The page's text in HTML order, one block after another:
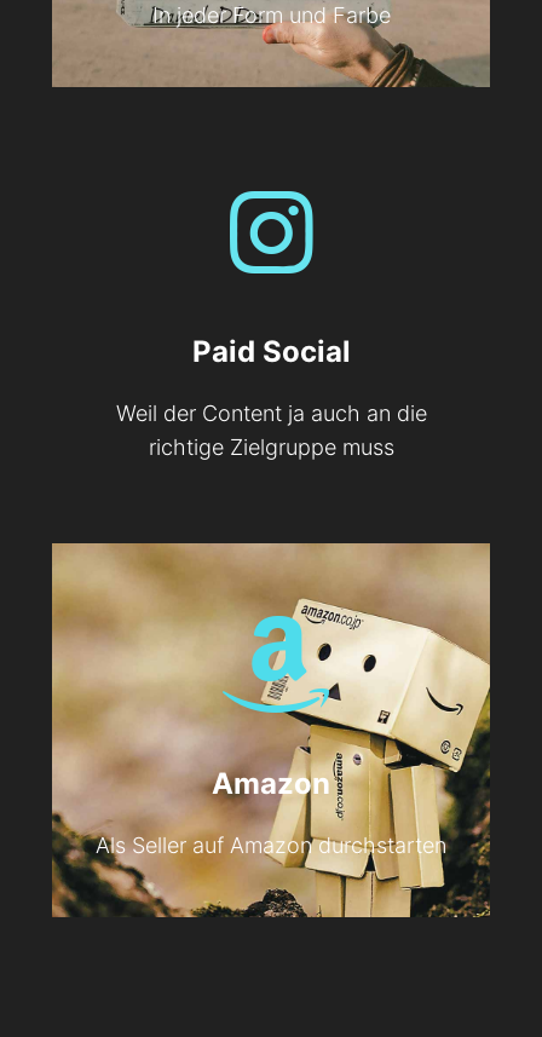
In jeder Form und Farbe
Paid Social
Weil der Content ja auch an die
richtige Zielgruppe muss
Amazon
Als Seller auf Amazon durchstarten